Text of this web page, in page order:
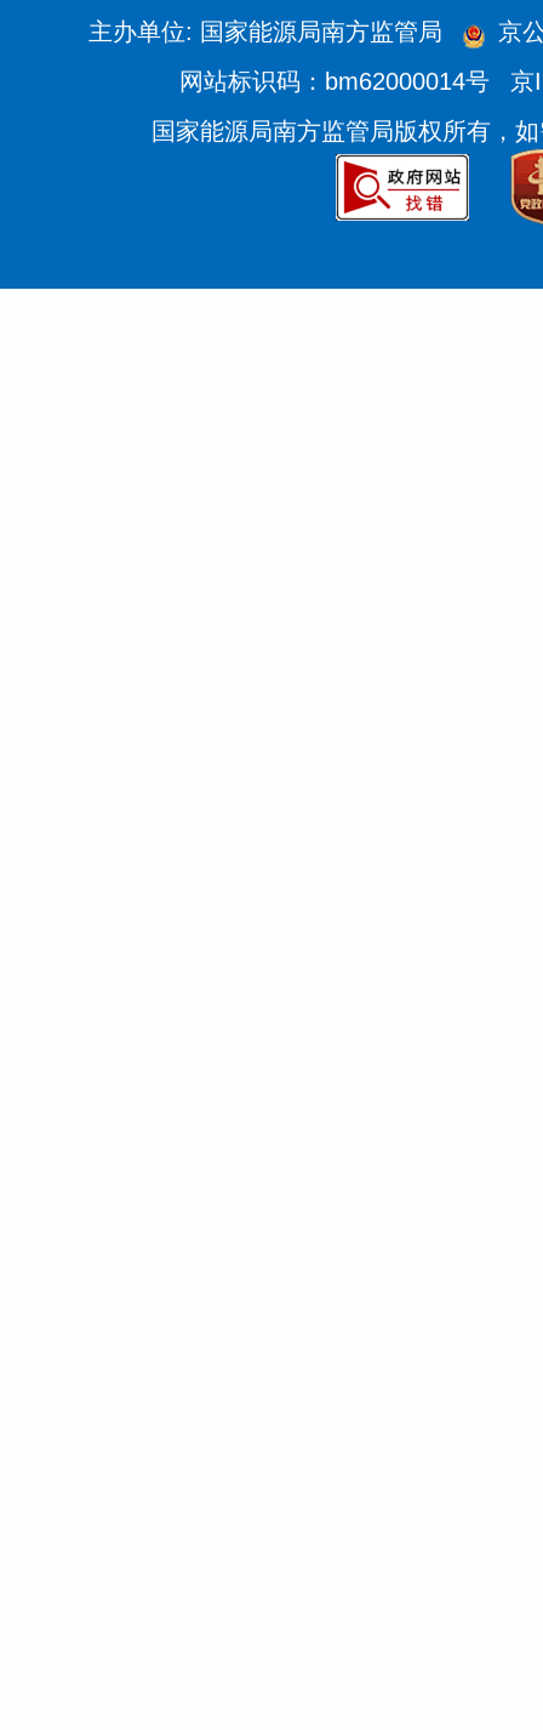
主办单位: 国家能源局南方监管局
京
网站标识码：bm62000014号
京
国家能源局南方监管局版权所有，